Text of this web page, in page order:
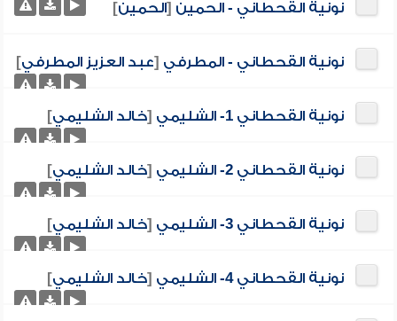
نونية القحطاني - الحمين [الحمين]
نونية القحطاني - المطرفي [عبد العزيز المطرفي]
نونية القحطاني 1- الشليمي [خالد الشليمي]
نونية القحطاني 2- الشليمي [خالد الشليمي]
نونية القحطاني 3- الشليمي [خالد الشليمي]
نونية القحطاني 4- الشليمي [خالد الشليمي]